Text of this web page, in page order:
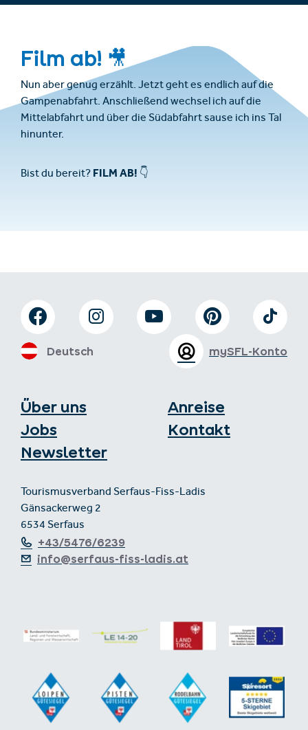
Film ab! 🎥
Nun aber genug erzählt. Jetzt geht es endlich auf die
Gampenabfahrt. Anschließend wechsel ich auf die
Mittelabfahrt und über die Südabfahrt sause ich ins Tal
hinunter.
Bist du bereit? FILM AB! 👇
Über uns
Jobs
Newsletter
Anreise
Kontakt
Tourismusverband Serfaus-Fiss-Ladis
Gänsackerweg 2
6534 Serfaus
+43/5476/6239
info@serfaus-fiss-ladis.at
mySFL-Konto
Deutsch